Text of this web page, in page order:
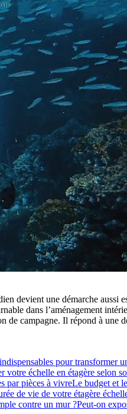
devient une démarche aussi
dans l’aménagement
de campagne. Il répond à une
pour transformer
échelle en étagère selon
par pièces à vivreLe budget et
de vie de votre étagère
contre un mur ?Peut-on